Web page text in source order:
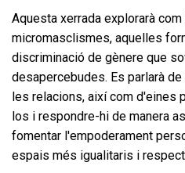
L'equip humà
FAQS
AREA PRIVADA
EXTRANET
facebook
youtubeinstagram
Aquesta xerrada explorarà
micromasclismes, aquelles
discriminació de gènere que
desapercebudes. Es parlarà
les relacions, així com d'eines
los i respondre-hi de manera
fomentar l'empoderament
espais més igualitaris i